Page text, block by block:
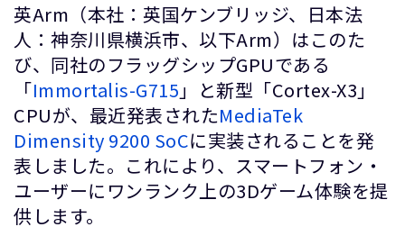
英Arm（本社：英国ケンブリッジ、日本法
人：神奈川県横浜市、以下Arm）はこのた
び、同社のフラッグシップGPUである
「Immortalis-G715 」と新型「Cortex-X3」
CPUが、最近発表されたMediaTek
Dimensity 9200 SoCに実装されることを発
表しました。これにより、スマートフォン・
ユーザーにワンランク上の3Dゲーム体験を提
供します。